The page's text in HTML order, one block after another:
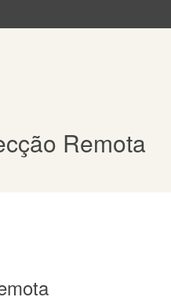
Remota